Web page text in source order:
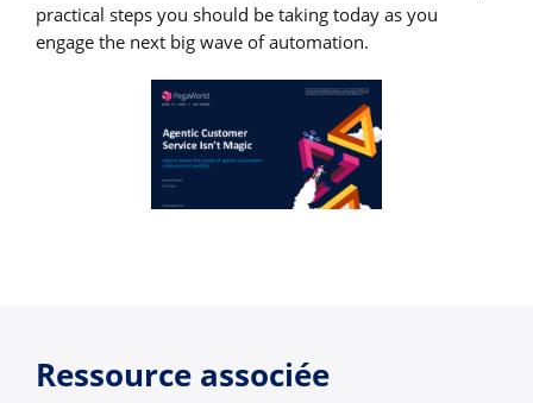
practical steps you should be taking today as you
engage the next big wave of automation.
Ressource associée